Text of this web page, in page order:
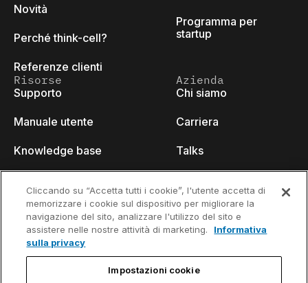
Novità
Perché think-cell?
Referenze clienti
Programma per
startup
Risorse
Supporto
Manuale utente
Knowledge base
Video tutorials
Content hub
Azienda
Chi siamo
Carriera
Talks
Developer blog
Contattaci
Cliccando su “Accetta tutti i cookie”, l'utente accetta di
memorizzare i cookie sul dispositivo per migliorare la
navigazione del sito, analizzare l'utilizzo del sito e
assistere nelle nostre attività di marketing.
Informativa
sulla privacy
Impostazioni cookie